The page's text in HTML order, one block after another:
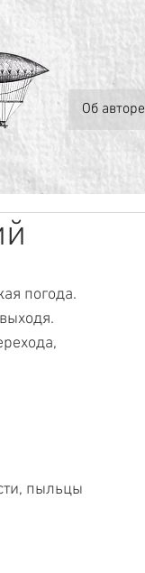
Об авторе
погода.
пыльцы